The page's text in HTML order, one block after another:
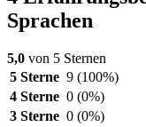
Sprachen
5,0 von 5 Sternen
5 Sterne 9 (100%)
4 Sterne 0 (0%)
3 Sterne 0 (0%)